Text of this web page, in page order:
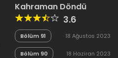
Kahraman Döndü
3.6
Bölüm 91 18 Ağustos 2023
Bölüm 90 18 Haziran 2023